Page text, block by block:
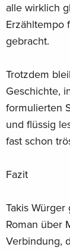
alle wirklich
Erzähltempo
gebracht.
Trotzdem
Geschichte,
formulierten
und flüssig
fast schon
Fazit
Takis
Roman über
Verbindung,